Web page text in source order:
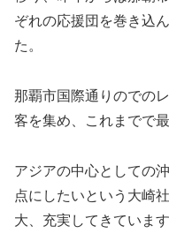
ぞれの応援団を巻き込
た。
那覇市国際通りのでの
客を集め、これまでで最
アジアの中心としての
点にしたいという大崎
大、充実してきています